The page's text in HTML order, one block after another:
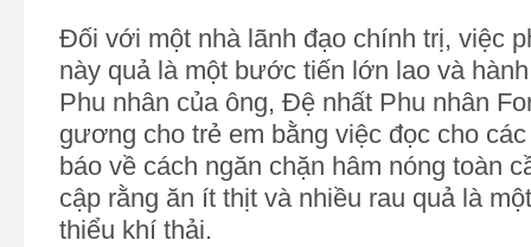
Đối với một nhà lãnh đạo chính trị, việc
này quả là một bước tiến lớn lao và
Phu nhân của ông, Đệ nhất Phu nhân
gương cho trẻ em bằng việc đọc cho
báo về cách ngăn chặn hâm nóng toàn
cập rằng ăn ít thịt và nhiều rau quả là
thiểu khí thải.